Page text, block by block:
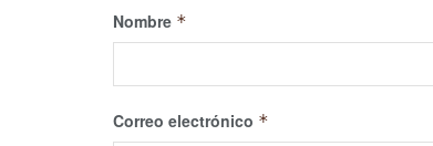
Nombre *
Correo electrónico *